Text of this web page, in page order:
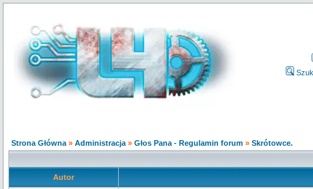
Strona Główna » Administracja » Głos Pana - Regulamin forum » Skrótowce.
Autor